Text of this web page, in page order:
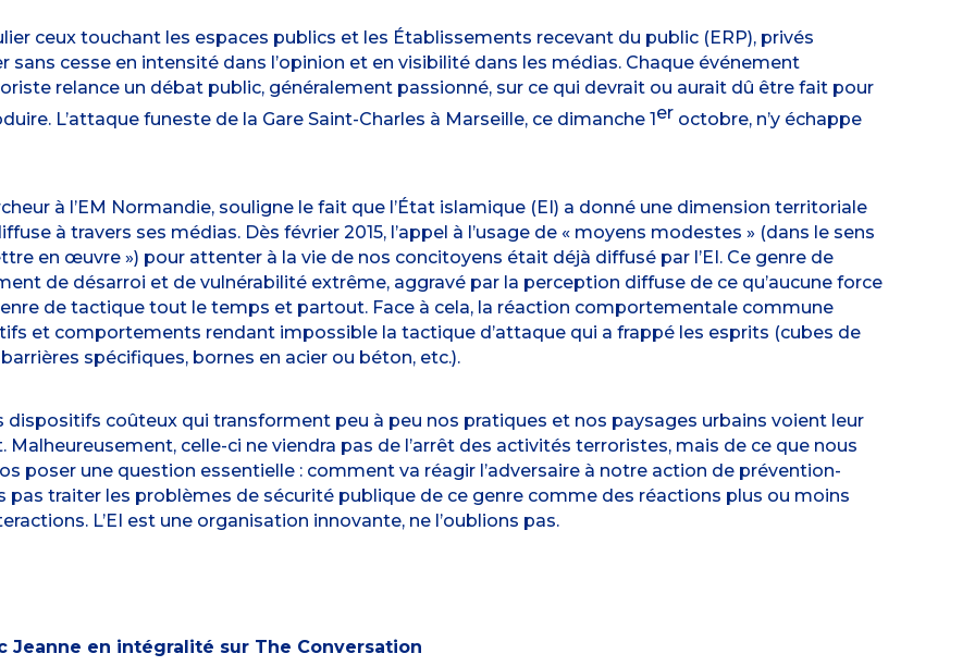
ceux touchant les espaces publics et les Établissements recevant du public (ERP), privés
sans cesse en intensité dans l’opinion et en visibilité dans les médias. Chaque événement
relance un débat public, généralement passionné, sur ce qui devrait ou aurait dû être fait pour
L’attaque funeste de la Gare Saint-Charles à Marseille, ce dimanche 1 er octobre, n’y échappe
à l’EM Normandie, souligne le fait que l’État islamique (EI) a donné une dimension territoriale
à travers ses médias. Dès février 2015, l’appel à l’usage de « moyens modestes » (dans le sens
en œuvre ») pour attenter à la vie de nos concitoyens était déjà diffusé par l’EI. Ce genre de
de désarroi et de vulnérabilité extrême, aggravé par la perception diffuse de ce qu’aucune force
de tactique tout le temps et partout. Face à cela, la réaction comportementale commune
et comportements rendant impossible la tactique d’attaque qui a frappé les esprits (cubes de
barrières spécifiques, bornes en acier ou béton, etc.).
dispositifs coûteux qui transforment peu à peu nos pratiques et nos paysages urbains voient leur
celle-ci ne viendra pas de l’arrêt des activités terroristes, mais de ce que nous
poser une question essentielle : comment va réagir l’adversaire à notre action de prévention-
pas traiter les problèmes de sécurité publique de ce genre comme des réactions plus ou moins
. L’EI est une organisation innovante, ne l’oublions pas.
Jeanne en intégralité sur The Conversation